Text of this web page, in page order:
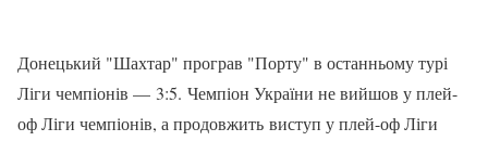
Донецький "Шахтар" програв "Порту" в останньому турі
Ліги чемпіонів — 3:5. Чемпіон України не вийшов у плей-
оф Ліги чемпіонів, а продовжить виступ у плей-оф Ліги